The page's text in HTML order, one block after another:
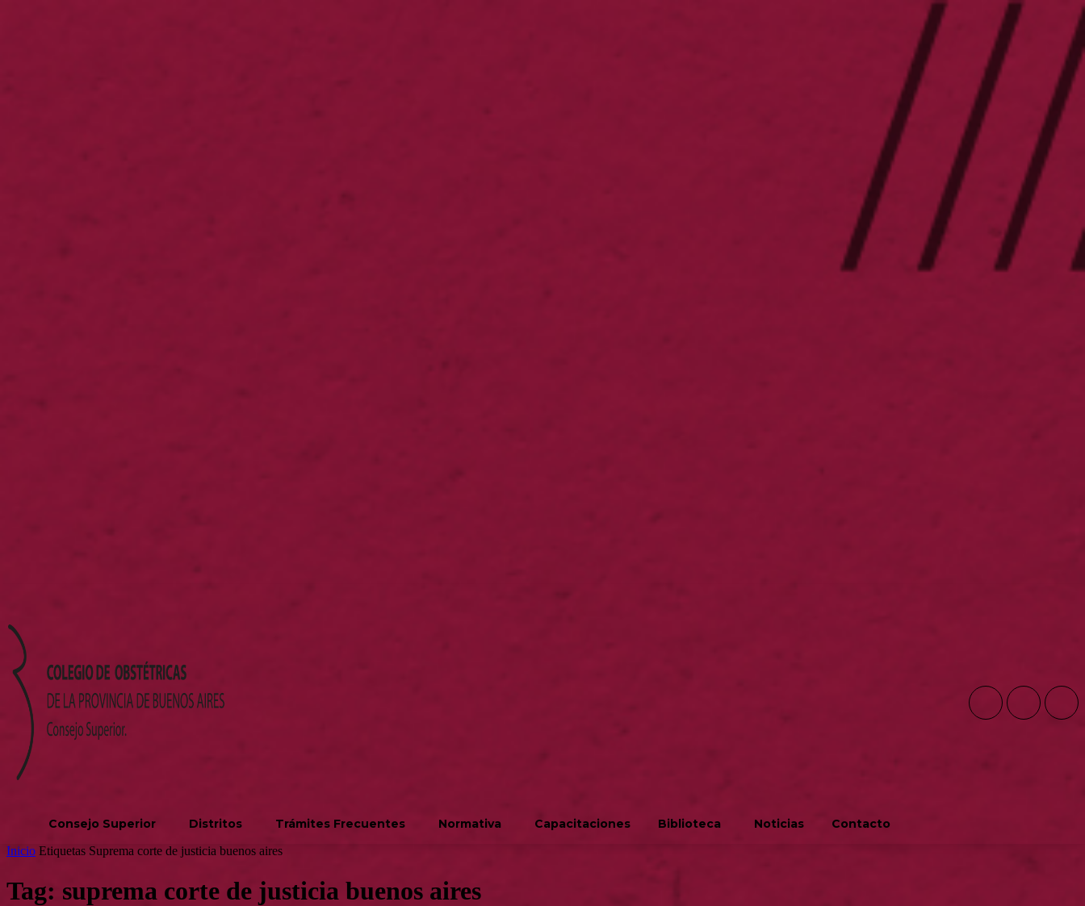
Consejo Superior Distritos Trámites Frecuentes Normativa Capacitaciones Biblioteca Noticias Contacto
Inicio Etiquetas Suprema corte de justicia buenos aires
Tag: suprema corte de justicia buenos aires